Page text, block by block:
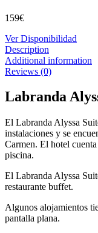
159€
Ver Disponibilidad
Description
Additional information
Reviews (0)
Labranda
El Labranda Alyssa
instalaciones y se
Carmen. El hotel
piscina.
El Labranda Alyssa
restaurante buffet.
Algunos alojamientos
pantalla plana.